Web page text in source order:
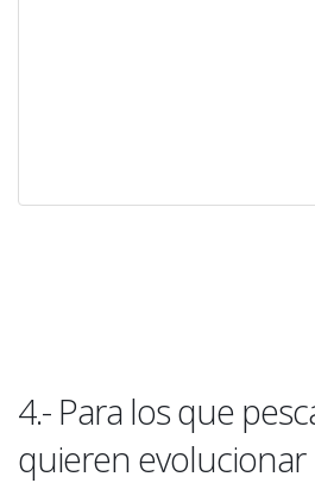
4.- Para los que
quieren evolucionar